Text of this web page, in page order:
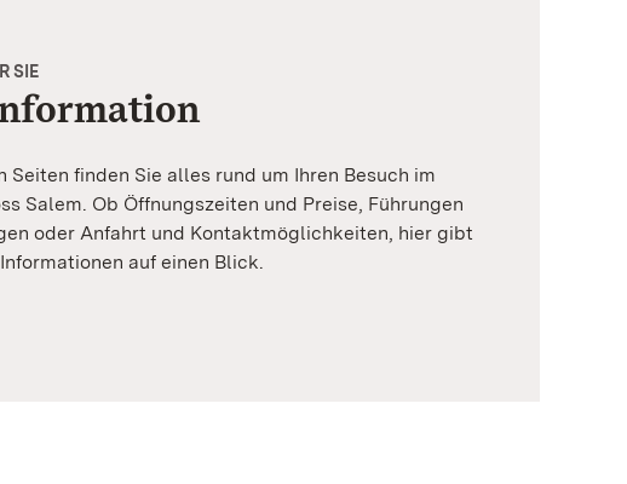
SIE
Seiten finden Sie alles rund um Ihren Besuch im
Salem. Ob Öffnungszeiten und Preise, Führungen
oder Anfahrt und Kontaktmöglichkeiten, hier gibt
auf einen Blick.